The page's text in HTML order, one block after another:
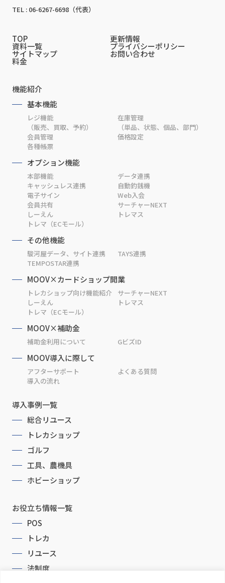
TEL : 06-6267-6698（代表）
TOP 更新情報
資料一覧 プライバシーポリシー
サイトマップ お問い合わせ
料金
機能紹介
基本機能
レジ機能
（販売、買取、予約）
在庫管理
（単品、状態、個品、部門）
会員管理
価格設定
各種帳票
オプション機能
本部機能
データ連携
キャッシュレス連携
自動釣銭機
電子サイン
Web入会
会員共有
サーチャーNEXT
しーえん
トレマス
トレマ（ECモール）
その他機能
駿河屋データ、サイト連携
TAYS連携
TEMPOSTAR連携
MOOV×カードショップ開業
トレカショップ向け機能紹介
サーチャーNEXT
しーえん
トレマス
トレマ（ECモール）
MOOV×補助金
補助金利用について GビズID
MOOV導入に際して
アフターサポート
よくある質問
導入の流れ
導入事例一覧
総合リユース
トレカショップ
ゴルフ
工具、農機具
ホビーショップ
お役立ち情報一覧
POS
トレカ
リユース
法制度